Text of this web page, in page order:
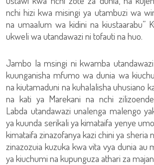
nchi hizi kwa misingi ya utambuzi wa
na umaalum wa kidini na kiustaarabu”
ukweli wa utandawazi ni tofauti na huo.
Jambo la msingi ni kwamba
kuunganisha mfumo wa dunia wa
na kiutamaduni na kuhalalisha uhusiano
na kati ya Marekani na nchi
Labda utandawazi unalenga malengo
ya kuunda serikali ya kimataifa yenye
kimataifa zinazofanya kazi chini ya sheria
zinazozuia kuzuka kwa vita vya dunia au
ya kiuchumi na kupunguza athari za